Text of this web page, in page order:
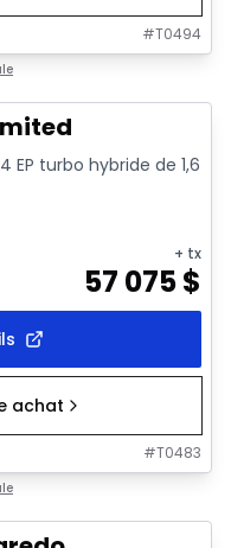
#T0494
EP turbo hybride de 1,6
+ tx
57 075$
achat
#T0483